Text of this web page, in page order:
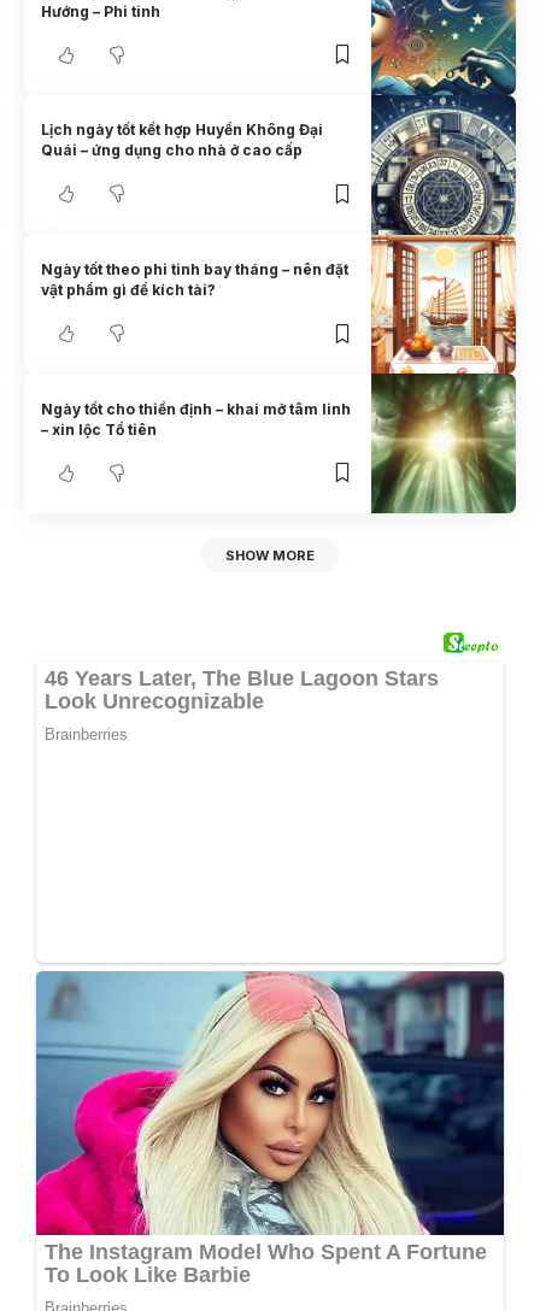
Hướng – Phi tinh
Lịch ngày tốt kết hợp Huyền Không Đại
Quái – ứng dụng cho nhà ở cao cấp
Ngày tốt theo phi tinh bay tháng – nên đặt
vật phẩm gì để kích tài?
Ngày tốt cho thiền định – khai mở tâm linh
– xin lộc Tổ tiên
SHOW MORE